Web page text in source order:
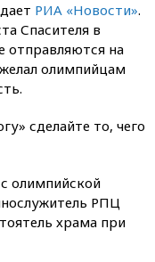
РИА «Новости».
Спасителя в
отправляются на
олимпийцам
сделайте то, чего
олимпийской
РПЦ
храма при